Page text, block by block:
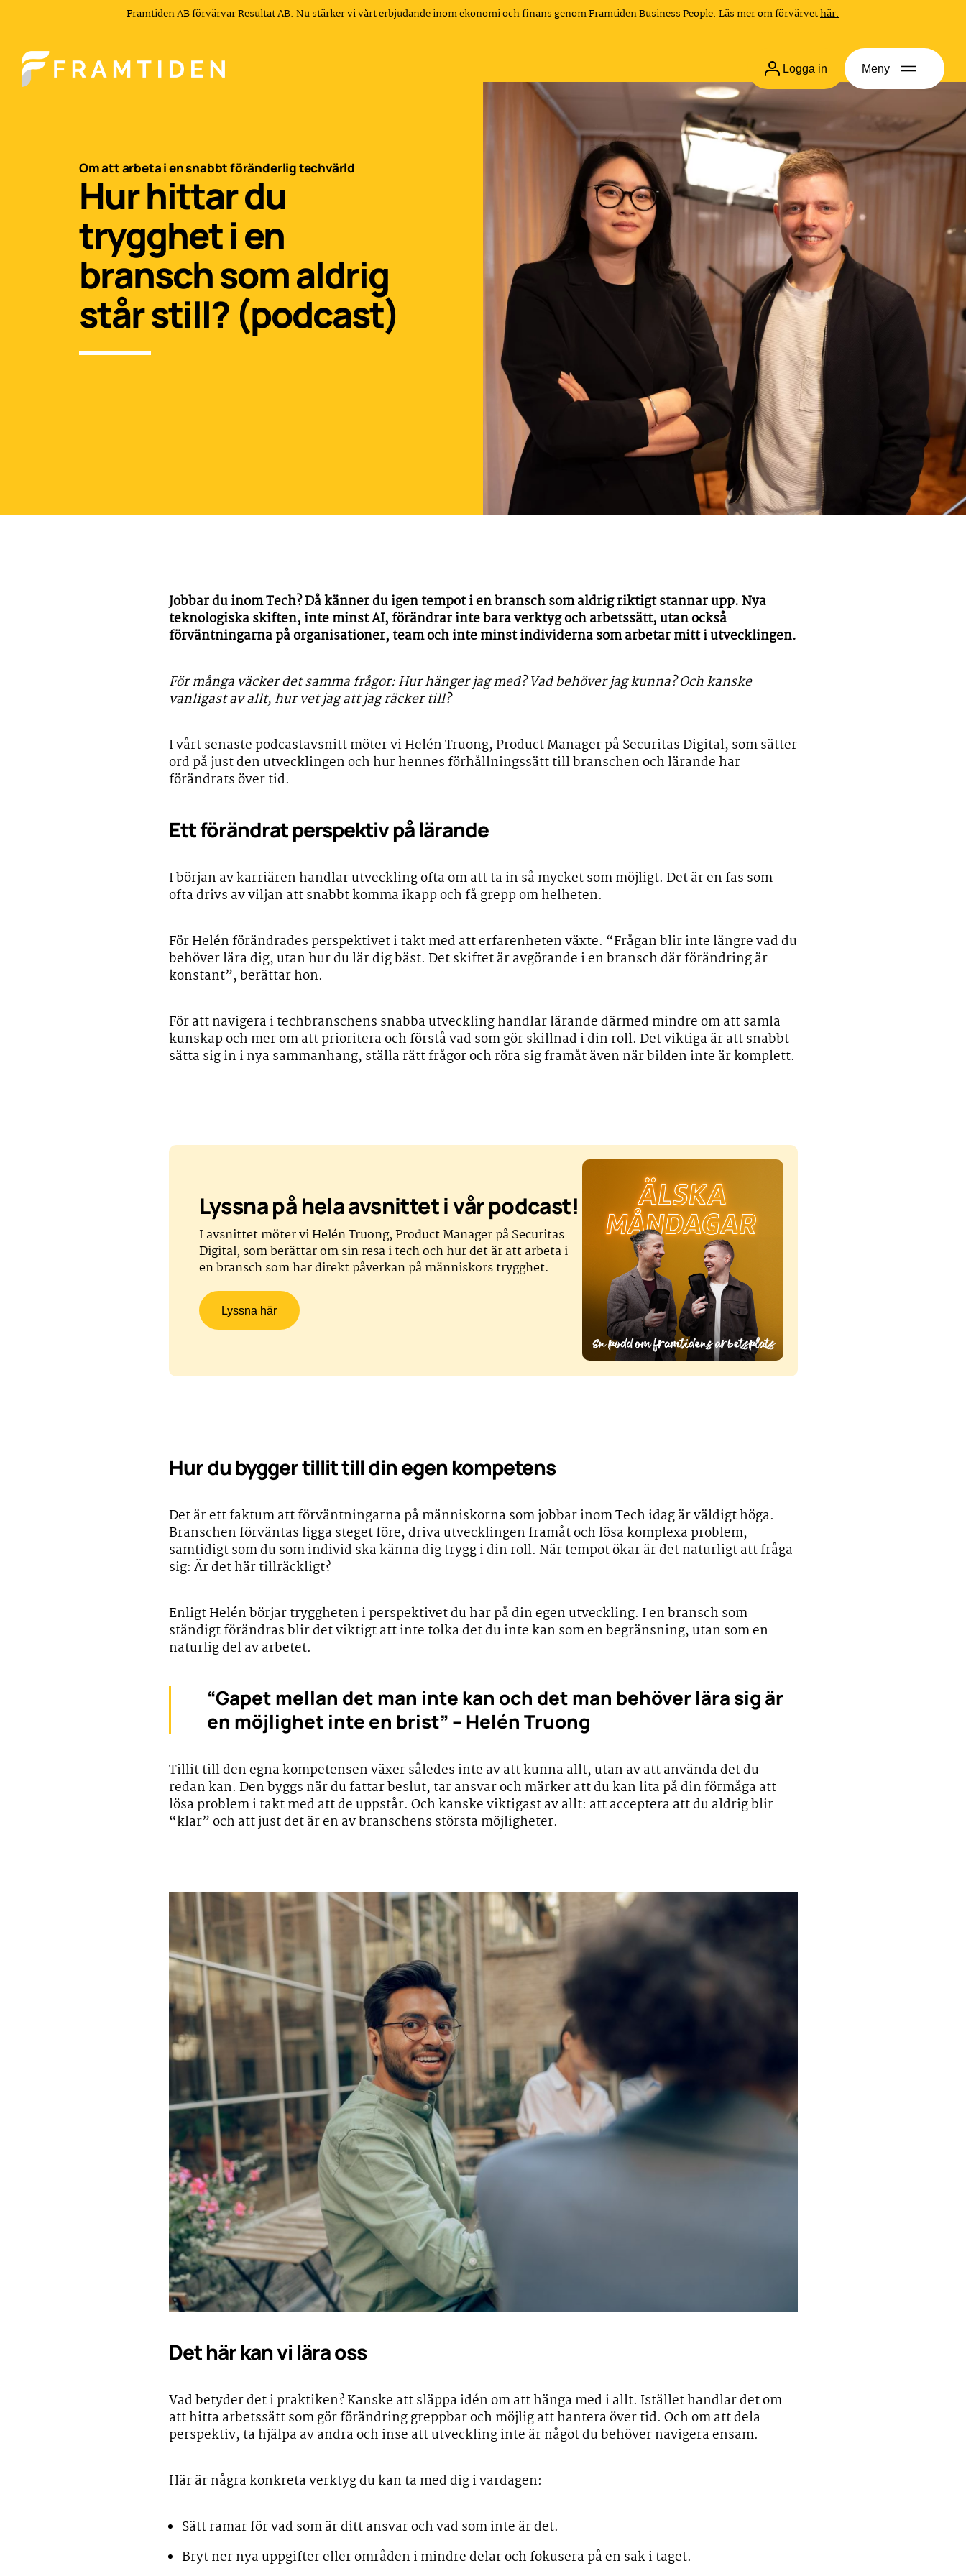
Framtiden AB förvärvar Resultat AB. Nu stärker vi vårt erbjudande inom ekonomi och finans genom Framtiden Business People. Läs mer om förvärvethär.
Logga in Meny
Om att arbeta i en snabbt föränderlig techvärld
Hur hittar du
trygghet i en
bransch som aldrig
står still? (podcast)
Jobbar du inom Tech? Då känner du igen tempot i en bransch som aldrig riktigt stannar upp. Nya
teknologiska skiften, inte minst AI, förändrar inte bara verktyg och arbetssätt, utan också
förväntningarna på organisationer, team och inte minst individerna som arbetar mitt i utvecklingen.
För många väcker det samma frågor: Hur hänger jag med? Vad behöver jag kunna? Och kanske
vanligast av allt, hur vet jag att jag räcker till?
I vårt senaste podcastavsnitt möter vi Helén Truong, Product Manager på Securitas Digital, som sätter
ord på just den utvecklingen och hur hennes förhållningssätt till branschen och lärande har
förändrats över tid.
Ett förändrat perspektiv på lärande
I början av karriären handlar utveckling ofta om att ta in så mycket som möjligt. Det är en fas som
ofta drivs av viljan att snabbt komma ikapp och få grepp om helheten.
För Helén förändrades perspektivet i takt med att erfarenheten växte. “Frågan blir inte längre vad du
behöver lära dig, utan hur du lär dig bäst. Det skiftet är avgörande i en bransch där förändring är
konstant”, berättar hon.
För att navigera i techbranschens snabba utveckling handlar lärande därmed mindre om att samla
kunskap och mer om att prioritera och förstå vad som gör skillnad i din roll. Det viktiga är att snabbt
sätta sig in i nya sammanhang, ställa rätt frågor och röra sig framåt även när bilden inte är komplett.
Lyssna på hela avsnittet i vår podcast!
I avsnittet möter vi Helén Truong, Product Manager på Securitas
Digital, som berättar om sin resa i tech och hur det är att arbeta i
en bransch som har direkt påverkan på människors trygghet.
Lyssna här
Hur du bygger tillit till din egen kompetens
Det är ett faktum att förväntningarna på människorna som jobbar inom Tech idag är väldigt höga.
Branschen förväntas ligga steget före, driva utvecklingen framåt och lösa komplexa problem,
samtidigt som du som individ ska känna dig trygg i din roll. När tempot ökar är det naturligt att fråga
sig: Är det här tillräckligt?
Enligt Helén börjar tryggheten i perspektivet du har på din egen utveckling. I en bransch som
ständigt förändras blir det viktigt att inte tolka det du inte kan som en begränsning, utan som en
naturlig del av arbetet.
“Gapet mellan det man inte kan och det man behöver lära sig är
en möjlighet inte en brist” – Helén Truong
Tillit till den egna kompetensen växer således inte av att kunna allt, utan av att använda det du
redan kan. Den byggs när du fattar beslut, tar ansvar och märker att du kan lita på din förmåga att
lösa problem i takt med att de uppstår. Och kanske viktigast av allt: att acceptera att du aldrig blir
“klar” och att just det är en av branschens största möjligheter.
Det här kan vi lära oss
Vad betyder det i praktiken? Kanske att släppa idén om att hänga med i allt. Istället handlar det om
att hitta arbetssätt som gör förändring greppbar och möjlig att hantera över tid. Och om att dela
perspektiv, ta hjälpa av andra och inse att utveckling inte är något du behöver navigera ensam.
Här är några konkreta verktyg du kan ta med dig i vardagen:
Sätt ramar för vad som är ditt ansvar och vad som inte är det.
Bryt ner nya uppgifter eller områden i mindre delar och fokusera på en sak i taget.